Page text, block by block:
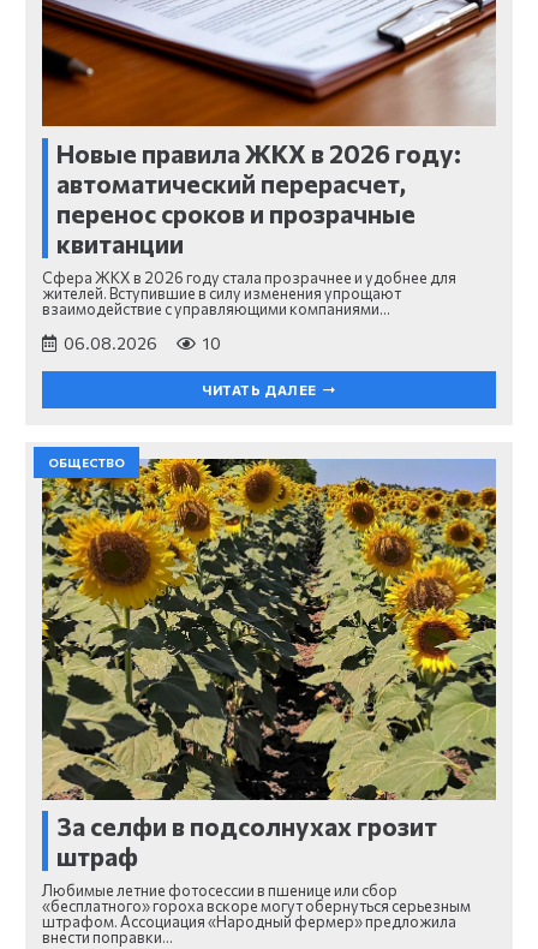
Новые правила ЖКХ в 2026 году:
автоматический перерасчет,
перенос сроков и прозрачные
квитанции
Сфера ЖКХ в 2026 году стала прозрачнее и удобнее для
жителей. Вступившие в силу изменения упрощают
взаимодействие с управляющими компаниями…
06.08.2026 10
ЧИТАТЬ ДАЛЕЕ
ОБЩЕСТВО
За селфи в подсолнухах грозит
штраф
Любимые летние фотосессии в пшенице или сбор
«бесплатного» гороха вскоре могут обернуться серьезным
штрафом. Ассоциация «Народный фермер» предложила
внести поправки…